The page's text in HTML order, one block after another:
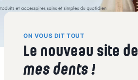
ON VOUS DIT TOUT
Le nouveau site de
mes dents !